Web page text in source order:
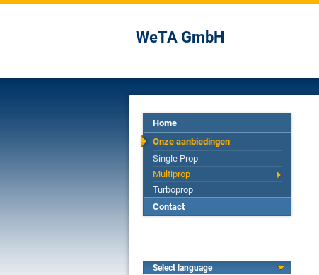
WeTA GmbH
Home
Onze aanbiedingen
Single Prop
Multiprop
Turboprop
Contact
Select language